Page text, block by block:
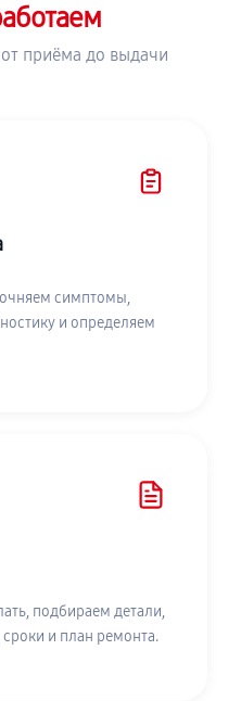
приёма до выдачи
симптомы,
и определяем
подбираем детали,
и план ремонта.